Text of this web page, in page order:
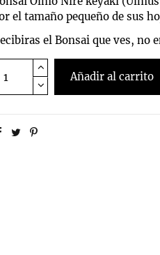
el tamaño pequeño de sus
el Bonsai que ves, no
Añadir al carrito